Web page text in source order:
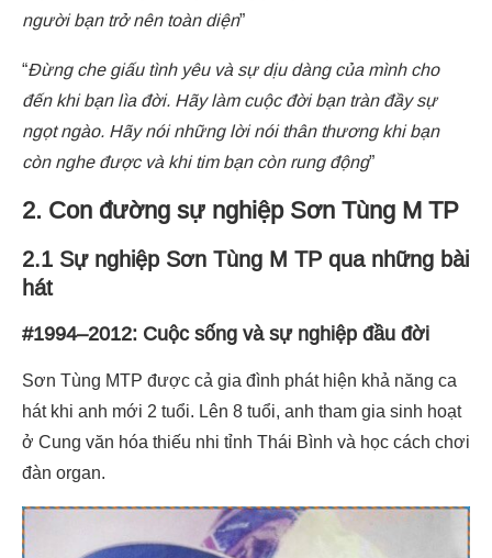
người bạn trở nên toàn diện”
“Đừng che giấu tình yêu và sự dịu dàng của mình cho
đến khi bạn lìa đời. Hãy làm cuộc đời bạn tràn đầy sự
ngọt ngào. Hãy nói những lời nói thân thương khi bạn
còn nghe được và khi tim bạn còn rung động”
2. Con đường sự nghiệp Sơn Tùng M TP
2.1 Sự nghiệp Sơn Tùng M TP qua những bài
hát
#1994–2012: Cuộc sống và sự nghiệp đầu đời
Sơn Tùng MTP được cả gia đình phát hiện khả năng ca
hát khi anh mới 2 tuổi. Lên 8 tuổi, anh tham gia sinh hoạt
ở Cung văn hóa thiếu nhi tỉnh Thái Bình và học cách chơi
đàn organ.